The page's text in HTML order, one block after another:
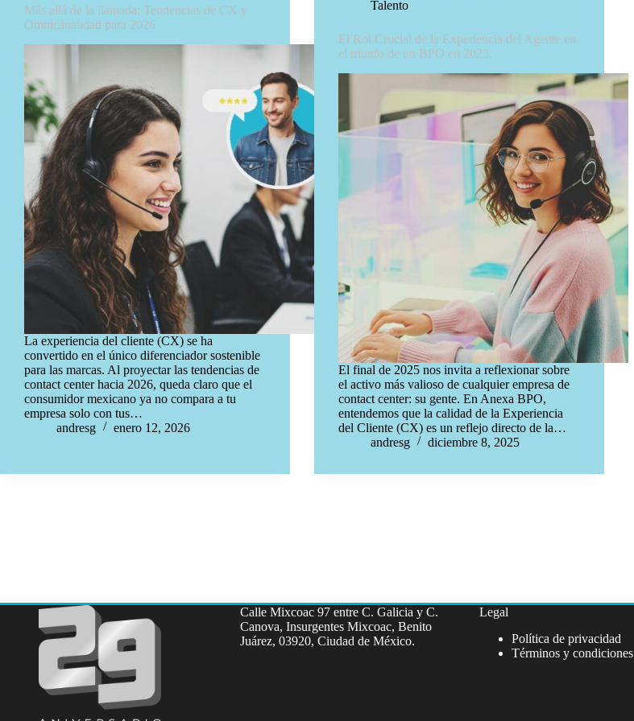
Más allá de la llamada: Tendencias de CX y
Omnicanalidad para 2026
La experiencia del cliente (CX) se ha
convertido en el único diferenciador sostenible
para las marcas. Al proyectar las tendencias de
contact center hacia 2026, queda claro que el
consumidor mexicano ya no compara a tu
empresa solo con tus…
andresg
enero 12, 2026
Talento
El Rol Crucial de la Experiencia del Agente en
el triunfo de un BPO en 2025.
El final de 2025 nos invita a reflexionar sobre
el activo más valioso de cualquier empresa de
contact center: su gente. En Anexa BPO,
entendemos que la calidad de la Experiencia
del Cliente (CX) es un reflejo directo de la…
andresg
diciembre 8, 2025
Calle Mixcoac 97 entre C. Galicia y C.
Canova, Insurgentes Mixcoac, Benito
Juárez, 03920, Ciudad de México.
Legal
Política de privacidad
Términos y condiciones